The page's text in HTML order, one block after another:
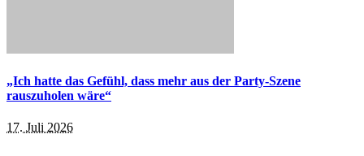
„Ich hatte das Gefühl, dass mehr aus der Party-Szene
rauszuholen wäre“
17. Juli 2026